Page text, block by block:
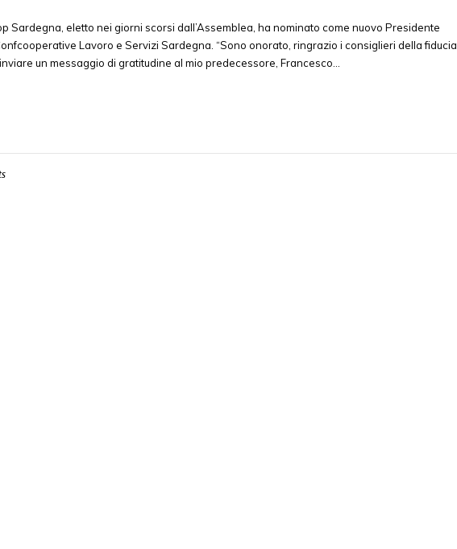
Sardegna, eletto nei giorni scorsi dall’Assemblea, ha nominato come nuovo Presidente
Lavoro e Servizi Sardegna. “Sono onorato, ringrazio i consiglieri della fiducia
un messaggio di gratitudine al mio predecessore, Francesco…